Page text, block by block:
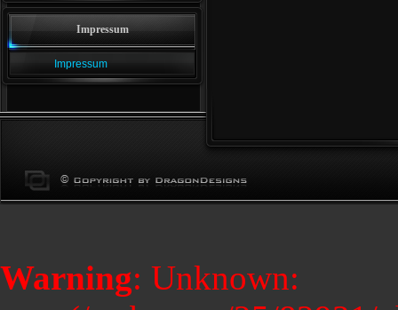
Impressum
Impressum
Warning: Unknown: